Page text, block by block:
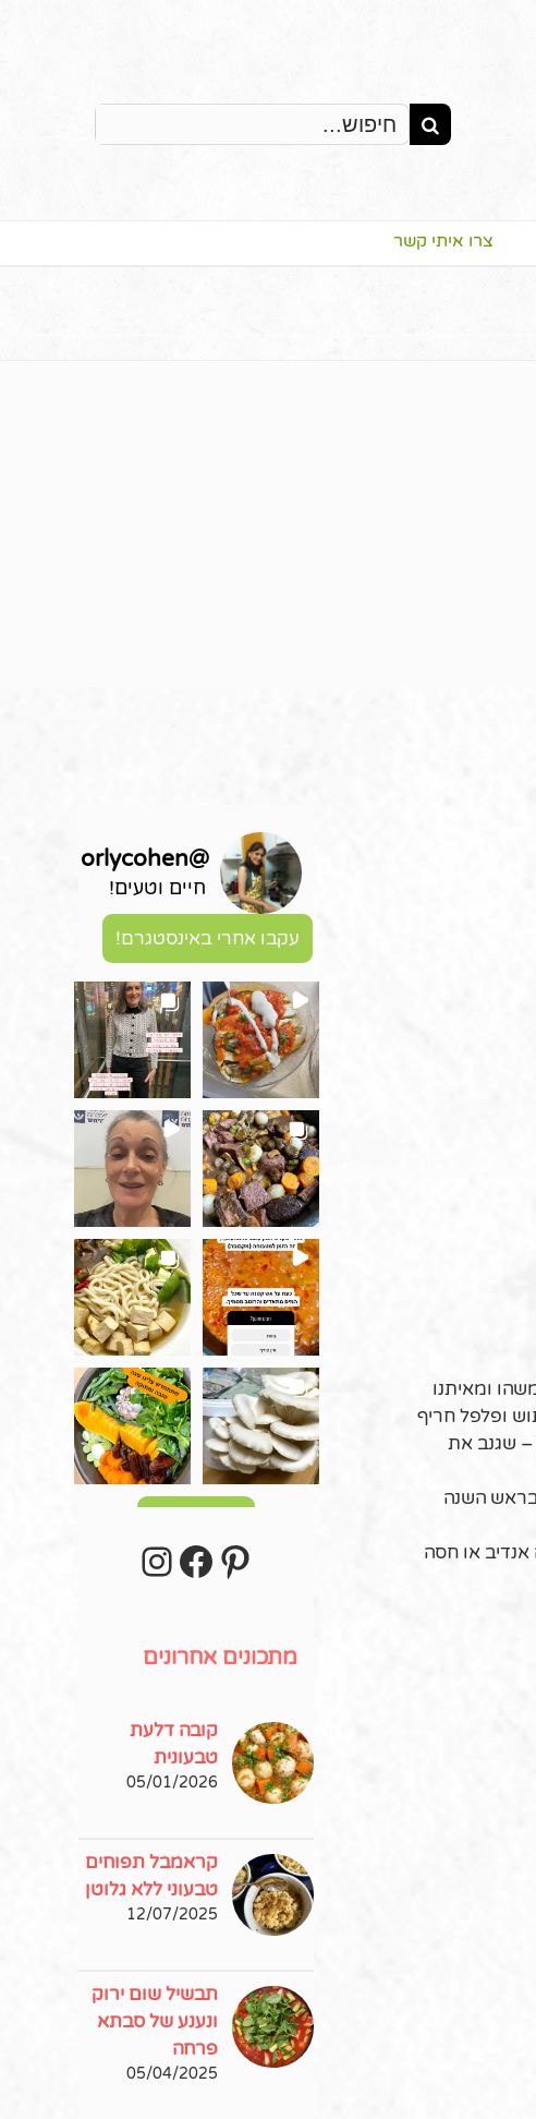
Search
for:
צרו איתי קשר
ומאיתנו
ופלפל חריף
– שגנב את
השנה
או חסה
@
orlycohen
חיים וטעים!
עקבו אחרי באינסטגרם!
Pinterest
מתכונים אחרונים
קובה דלעת
טבעונית
05/01/2026
קראמבל תפוחים
טבעוני ללא גלוטן
12/07/2025
תבשיל שום ירוק
ונענע של סבתא
פרחה
05/04/2025